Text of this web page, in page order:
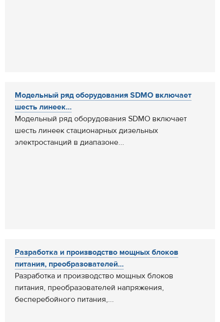
Модельный ряд оборудования SDMO включает
шесть линеек...
Модельный ряд оборудования SDMO включает
шесть линеек стационарных дизельных
электростанций в диапазоне...
Разработка и производство мощных блоков
питания, преобразователей...
Разработка и производство мощных блоков
питания, преобразователей напряжения,
бесперебойного питания,...